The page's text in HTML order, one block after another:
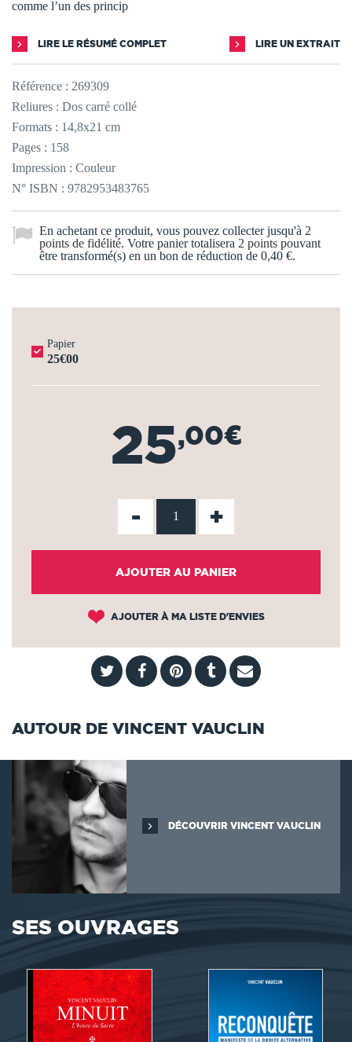
comme l’un des princip
LIRE LE RÉSUMÉ COMPLET LIRE UN EXTRAIT
Référence : 269309
Reliures : Dos carré collé
Formats : 14,8x21 cm
Pages : 158
Impression : Couleur
N° ISBN : 9782953483765
En achetant ce produit, vous pouvez collecter jusqu'à 2
points de fidélité. Votre panier totalisera 2 points pouvant
être transformé(s) en un bon de réduction de 0,40 €.
Papier
25€00
25,00€
- +
AJOUTER AU PANIER
AJOUTER À MA LISTE D'ENVIES
AUTOUR DE VINCENT VAUCLIN
DÉCOUVRIR VINCENT VAUCLIN
SES OUVRAGES